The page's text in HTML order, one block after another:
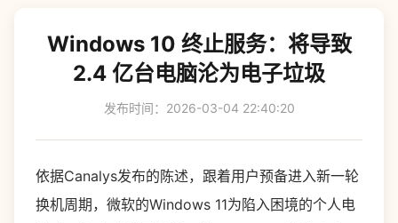
Windows 10 终止服务：将导致
2.4 亿台电脑沦为电子垃圾
发布时间：2026-03-04 22:40:20
依据Canalys发布的陈述，跟着用户预备进入新一轮
换机周期，微软的Windows 11为陷入困境的个人电